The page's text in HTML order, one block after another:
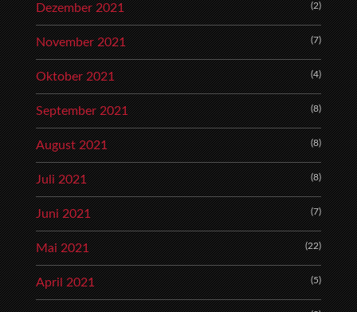
Dezember 2021 (2)
November 2021 (7)
Oktober 2021 (4)
September 2021 (8)
August 2021 (8)
Juli 2021 (8)
Juni 2021 (7)
Mai 2021 (22)
April 2021 (5)